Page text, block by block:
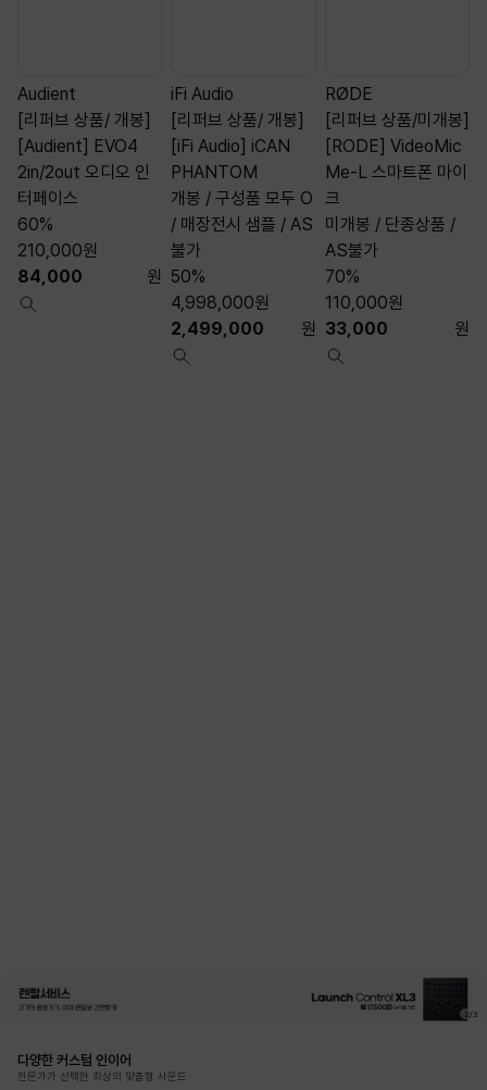
Audient
[리퍼브 상품/ 개봉]
[Audient] EVO4
2in/2out 오디오 인
터페이스
84,000 원
210,000원
60%
iFi Audio
[리퍼브 상품/ 개봉]
[iFi Audio] iCAN
PHANTOM
개봉 / 구성품 모두 O
/ 매장전시 샘플 / AS
불가
2,499,000 원
4,998,000원
50%
RØDE
[리퍼브 상품/미개봉]
[RODE] VideoMic
Me-L 스마트폰 마이
크
미개봉 / 단종상품 /
AS불가
33,000 원
110,000원
70%
2/ 3
다양한 커스텀 인이어
전문가가 선택한 최상의 맞춤형 사운드